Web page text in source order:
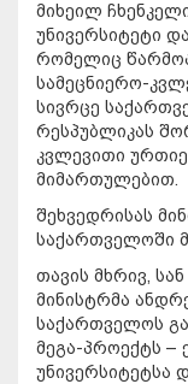
მიხეილ
უნივერსიტეტი
რომელიც
სამეცნიერო-
სივრცე
რესპუბლიკას
კვლევითი
მიმართულებით.
შეხვედრისას
საქართველოში
თავის მხრივ,
მინისტრმა
საქართველოს
მეგა-პროექტს –
უნივერსიტეტსა